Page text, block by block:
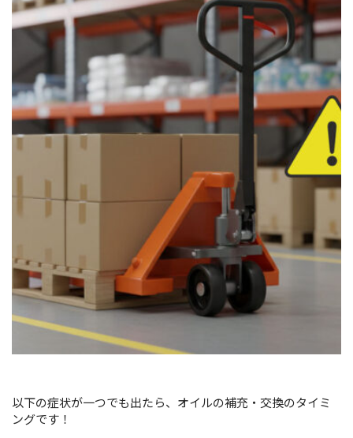
以下の症状が一つでも出たら、オイルの補充・交換のタイミ
ングです！